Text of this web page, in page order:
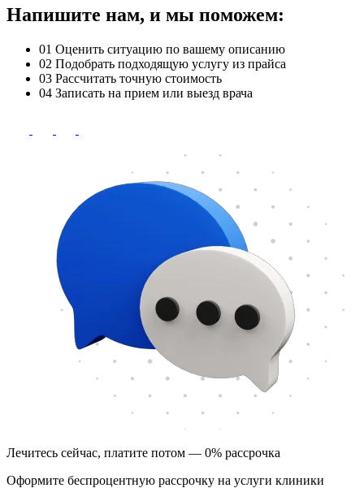
Напишите нам, и мы поможем:
01 Оценить ситуацию по вашему описанию
02 Подобрать подходящую услугу из прайса
03 Рассчитать точную стоимость
04 Записать на прием или выезд врача
Лечитесь сейчас, платите потом — 0% рассрочка
Оформите беспроцентную рассрочку на услуги клиники